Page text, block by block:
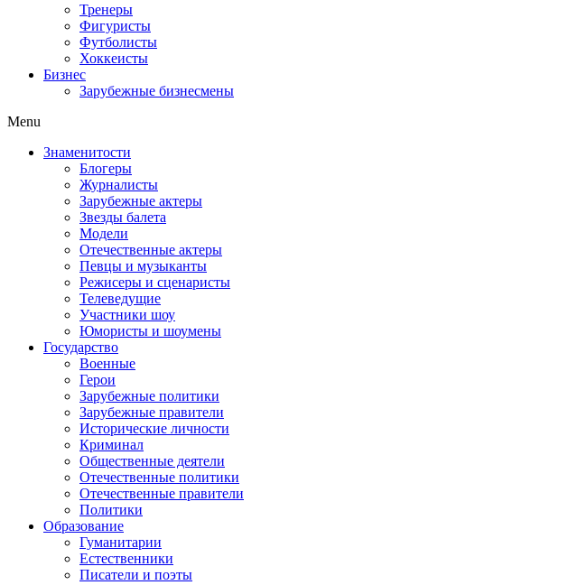
Тренеры
Фигуристы
Футболисты
Хоккеисты
Бизнес
Зарубежные бизнесмены
Menu
Знаменитости
Блогеры
Журналисты
Зарубежные актеры
Звезды балета
Модели
Отечественные актеры
Певцы и музыканты
Режисеры и сценаристы
Телеведущие
Участники шоу
Юмористы и шоумены
Государство
Военные
Герои
Зарубежные политики
Зарубежные правители
Исторические личности
Криминал
Общественные деятели
Отечественные политики
Отечественные правители
Политики
Образование
Гуманитарии
Естественники
Писатели и поэты